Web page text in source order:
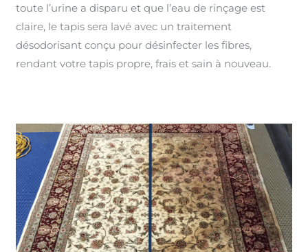
toute l’urine a disparu et que l’eau de rinçage est
claire, le tapis sera lavé avec un traitement
désodorisant conçu pour désinfecter les fibres,
rendant votre tapis propre, frais et sain à nouveau.